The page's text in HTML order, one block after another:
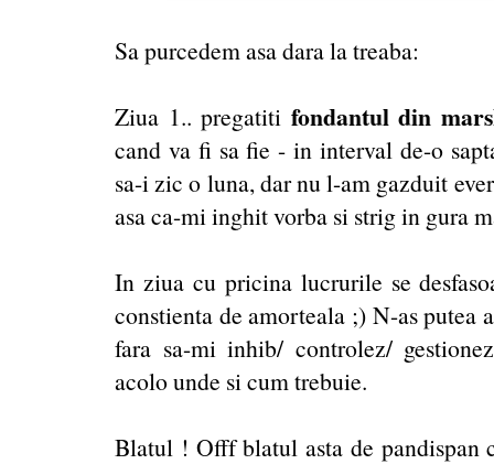
Sa purcedem asa dara la treaba:
Ziua 1.. pregatiti fondantul din
cand va fi sa fie - in interval de-o
sa-i zic o luna, dar nu l-am gazduit
asa ca-mi inghit vorba si strig in gura
In ziua cu pricina lucrurile se
constienta de amorteala ;) N-as putea
fara sa-mi inhib/ controlez/
acolo unde si cum trebuie.
Blatul ! Offf blatul asta de pandispan